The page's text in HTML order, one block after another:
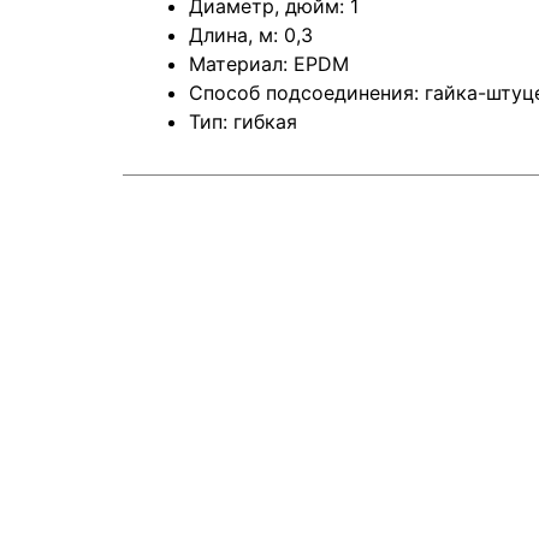
Диаметр, дюйм: 1
Длина, м: 0,3
Материал: EPDM
Способ подсоединения: гайка-
Тип: гибкая